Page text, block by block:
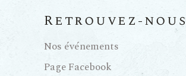
Retrouvez-nous
Nos événements
Page Facebook